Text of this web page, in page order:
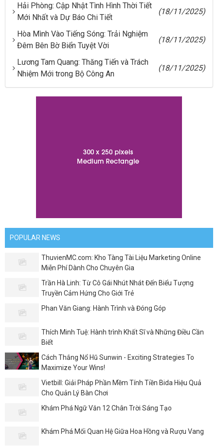
Hải Phòng: Cập Nhật Tình Hình Thời Tiết
Mới Nhất và Dự Báo Chi Tiết
(18/11/2025)
Hòa Mình Vào Tiếng Sóng: Trải Nghiệm
Đêm Bên Bờ Biển Tuyệt Vời
(18/11/2025)
Lương Tam Quang: Thăng Tiến và Trách
Nhiệm Mới trong Bộ Công An
(18/11/2025)
POPULAR NEWS
ThuvienMC.com: Kho Tàng Tài Liệu Marketing Online
Miễn Phí Dành Cho Chuyên Gia
Trần Hà Linh: Từ Cô Gái Nhút Nhát Đến Biểu Tượng
Truyền Cảm Hứng Cho Giới Trẻ
Phan Văn Giang: Hành Trình và Đóng Góp
Thích Minh Tuệ: Hành trình Khất Sĩ và Những Điều Cần
Biết
Cách Thắng Nổ Hũ Sunwin - Exciting Strategies To
Maximize Your Wins!
Vietbill: Giải Pháp Phần Mềm Tính Tiền Bida Hiệu Quả
Cho Quản Lý Bàn Chơi
Khám Phá Ngữ Văn 12 Chân Trời Sáng Tạo
Khám Phá Mối Quan Hệ Giữa Hoa Hồng và Rượu Vang